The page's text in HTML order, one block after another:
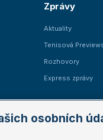
Zprávy
Aktuality
Tenisová
Rozhovory
Express zprávy
osobních